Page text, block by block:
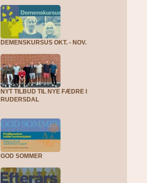
DEMENSKURSUS OKT. - NOV.
NYT TILBUD TIL NYE FÆDRE I
RUDERSDAL
GOD SOMMER